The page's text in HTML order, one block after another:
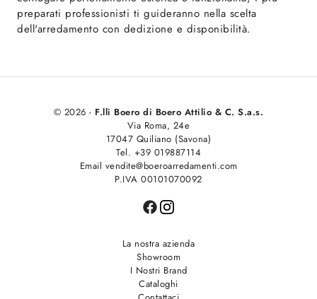
preparati professionisti ti guideranno nella scelta
dell'arredamento con dedizione e disponibilità.
© 2026 - F.lli Boero di Boero Attilio & C. S.a.s.
Via Roma, 24e
17047 Quiliano (Savona)
Tel. +39 019887114
Email vendite@boeroarredamenti.com
P.IVA 00101070092
La nostra azienda
Showroom
I Nostri Brand
Cataloghi